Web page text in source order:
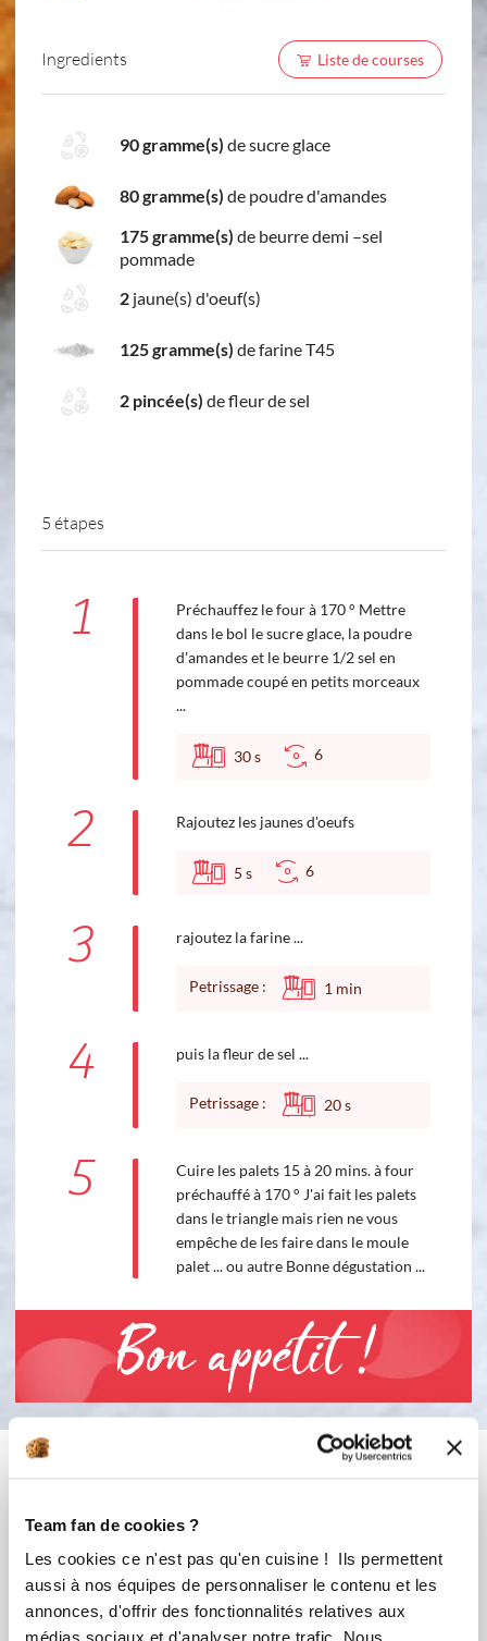
Team fan de cookies ?
Les cookies ce n'est pas qu'en cuisine ! Ils permettent
aussi à nos équipes de personnaliser le contenu et les
annonces, d'offrir des fonctionnalités relatives aux
médias sociaux et d'analyser notre trafic. Nous
Ingredients Liste de courses
90 gramme(s) de sucre glace
80 gramme(s) de poudre d'amandes
175 gramme(s) de beurre demi –sel
pommade
2 jaune(s) d'oeuf(s)
125 gramme(s) de farine T45
2 pincée(s) de fleur de sel
5 étapes
1
Préchauffez le four à 170 ° Mettre
dans le bol le sucre glace, la poudre
d'amandes et le beurre 1/2 sel en
pommade coupé en petits morceaux
...
30s 6
2 Rajoutez les jaunes d'oeufs
5 s 6
3 rajoutez la farine ...
Petrissage : 1 min
4 puis la fleur de sel ...
Petrissage : 20s
5
Cuire les palets 15 à 20 mins. à four
préchauffé à 170 ° J'ai fait les palets
dans le triangle mais rien ne vous
empêche de les faire dans le moule
palet ... ou autre Bonne dégustation ...
Bon appétit !
Vous aimerez aussi ...